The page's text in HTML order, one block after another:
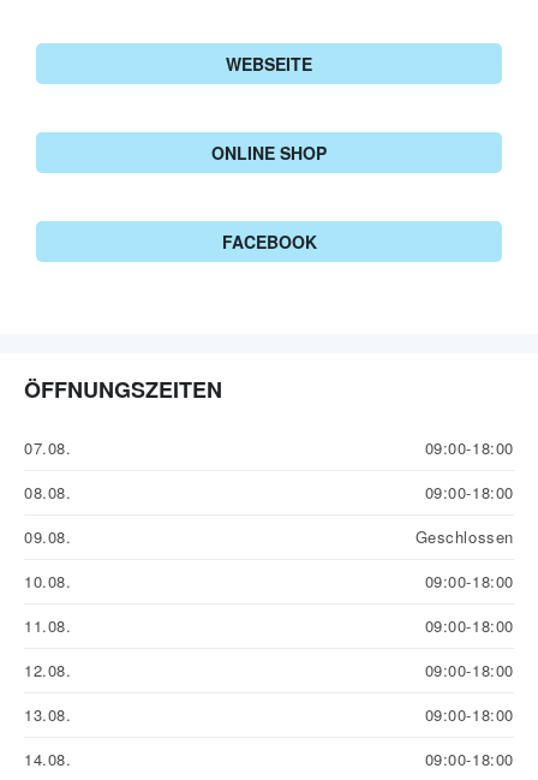
WEBSEITE
ONLINE SHOP
FACEBOOK
ÖFFNUNGSZEITEN
07.08.
09:00-18:00
08.08.
09:00-18:00
09.08.
Geschlossen
10.08.
09:00-18:00
11.08.
09:00-18:00
12.08.
09:00-18:00
13.08.
09:00-18:00
14.08.
09:00-18:00